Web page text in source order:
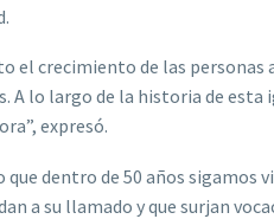
el crecimiento de las
A lo largo de la historia de esta
expresó.
que dentro de 50 años sigamos
a su llamado y que surjan